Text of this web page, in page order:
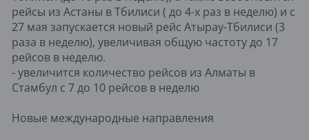
рейсы из Астаны в Тбилиси ( до 4-х раз в неделю) и с
27 мая запускается новый рейс Атырау-Тбилиси (3
раза в неделю), увеличивая общую частоту до 17
рейсов в неделю.
- увеличится количество рейсов из Алматы в
Стамбул c 7 до 10 рейсов в неделю
Новые международные направления